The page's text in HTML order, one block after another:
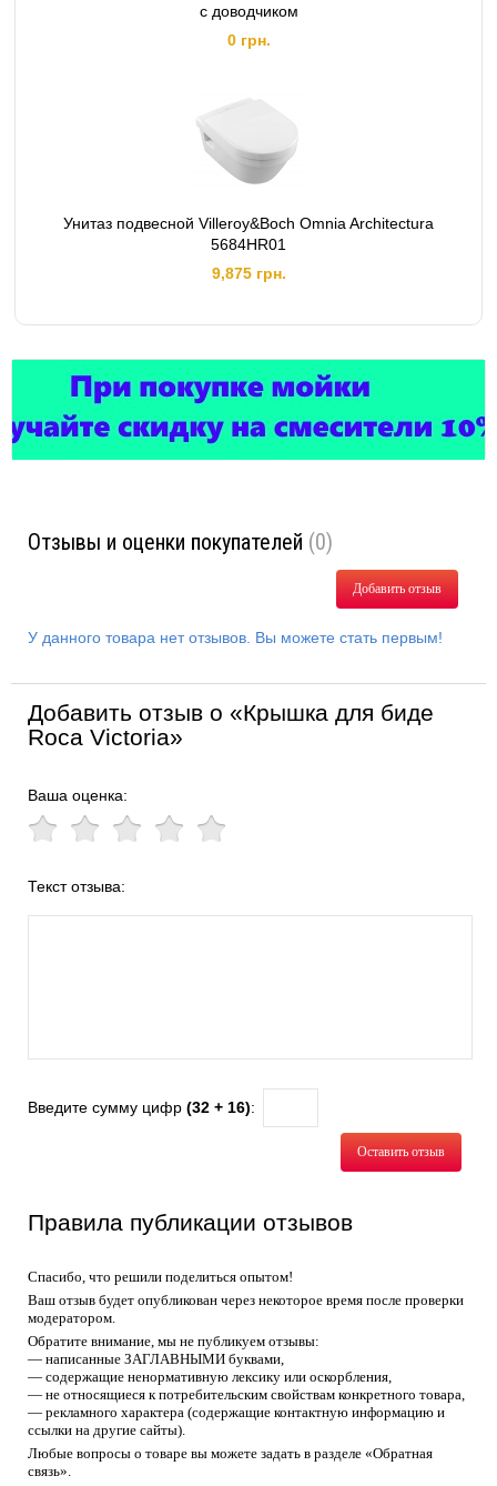
с доводчиком
0 грн.
Унитаз подвесной Villeroy&Boch Omnia Architectura
5684HR01
9,875 грн.
Отзывы и оценки покупателей (0)
Добавить отзыв
У данного товара нет отзывов. Вы можете стать первым!
Добавить отзыв о «Крышка для биде
Roca Victoria»
Ваша оценка:
Текст отзыва:
Введите сумму цифр (32 + 16):
Оставить отзыв
Правила публикации отзывов
Спасибо, что решили поделиться опытом!
Ваш отзыв будет опубликован через некоторое время после проверки
модератором.
Обратите внимание, мы не публикуем отзывы:
— написанные ЗАГЛАВНЫМИ буквами,
— содержащие ненормативную лексику или оскорбления,
— не относящиеся к потребительским свойствам конкретного товара,
— рекламного характера (содержащие контактную информацию и
ссылки на другие сайты).
Любые вопросы о товаре вы можете задать в разделе «Обратная
связь».